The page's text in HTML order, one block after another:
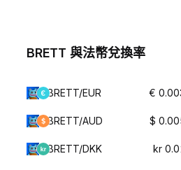
BRETT 與法幣兌換率
BRETT/EUR €
BRETT/AUD $
BRETT/DKK kr